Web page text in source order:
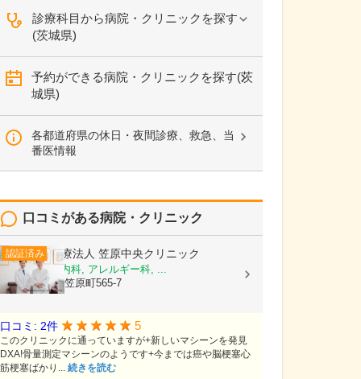
診療科目から病院・クリニックを探す
(茨城県)
予約ができる病院・クリニックを探す(茨
城県)
各都道府県の休日・夜間診療、救急、当
番医情報
口コミがある病院・クリニック
認証済み 医療法人 笠原中央クリニック
内科, 糖尿病内科, アレルギー科, ...
茨城県水戸市笠原町565-7
口コミ: 2件 5
このクリニックに通っていますが+新しいマシーンを発見
DXA!骨量測定マシーンのようです+今までは癌や脳梗塞心
筋梗塞ばかり... 続きを読む